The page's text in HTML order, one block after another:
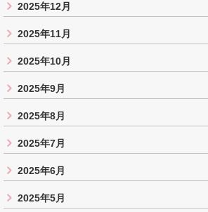
2025年12月
2025年11月
2025年10月
2025年9月
2025年8月
2025年7月
2025年6月
2025年5月